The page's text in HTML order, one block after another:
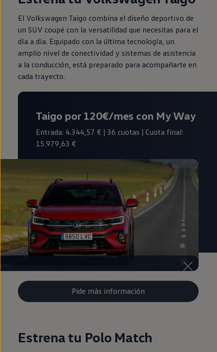
El Volkswagen Taigo combina el diseño deportivo de
un SUV coupé con la versatilidad que necesitas para el
día a día. Equipado con la última tecnología, un
amplio nivel de conectividad y sistemas de asistencia
a la conducción, está preparado para acompañarte en
cada trayecto.
Pide más información
Taigo por 120€/mes con My Way
Entrada: 4.344,57 € | 36 cuotas | Cuota final:
15.979,63 €
Estrena tu Polo Match